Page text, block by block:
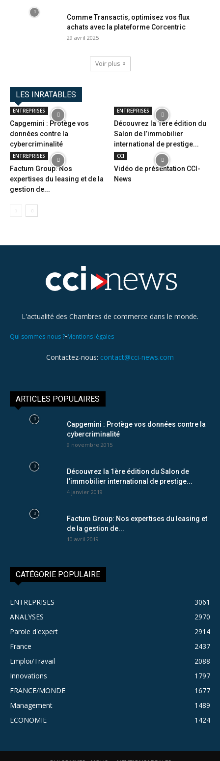
Comme Transactis, optimisez vos flux
achats avec la plateforme Corcentric
29 avril 2025
Voir plus
LES INRATABLES
ENTREPRISES
Capgemini : Protège vos
données contre la
cybercriminalité
ENTREPRISES
Découvrez la 1ère édition du
Salon de l’immobilier
international de prestige...
ENTREPRISES
Factum Group: Nos
expertises du leasing et de la
gestion de...
CCI
Vidéo de présentation CCI-
News
L'actualité des Chambres de commerce dans le monde.
Qui sommes-nous ?•Mentions légales
Contactez-nous: contact@cci-news.com
ARTICLES POPULAIRES
Capgemini : Protège vos données contre la
cybercriminalité
9 novembre 2015
Découvrez la 1ère édition du Salon de
l’immobilier international de prestige...
4 janvier 2019
Factum Group: Nos expertises du leasing et
de la gestion de...
10 avril 2019
CATÉGORIE POPULAIRE
ENTREPRISES
3061
ANALYSES
2970
Parole d'expert
2914
France
2437
Emploi/Travail
2088
Innovations
1797
FRANCE/MONDE
1677
Management
1489
ECONOMIE
1424